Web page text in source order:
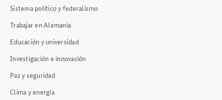
Sistema político y federalismo
Trabajar en Alemania
Educación y universidad
Investigación e innovación
Paz y seguridad
Clima y energía